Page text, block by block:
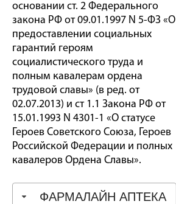
основании ст. 2 Федерального
закона РФ от 09.01.1997 N 5-ФЗ «О
предоставлении социальных
гарантий героям
социалистического труда и
полным кавалерам ордена
трудовой славы» (в ред. от
02.07.2013) и ст 1.1 Закона РФ от
15.01.1993 N 4301-1 «О статусе
Героев Советского Союза, Героев
Российской Федерации и полных
кавалеров Ордена Славы».
ФАРМАЛАЙН АПТЕКА